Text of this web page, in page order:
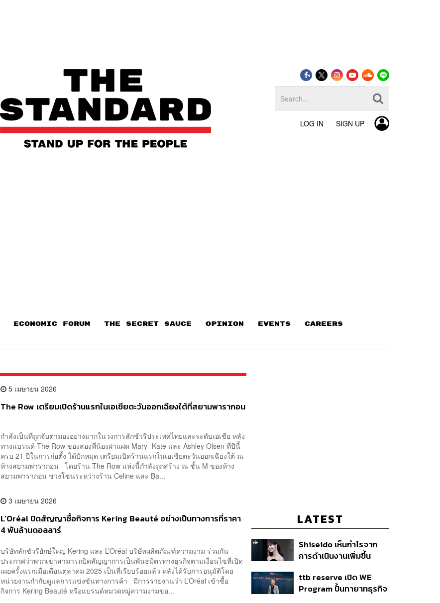
LOG IN SIGN UP
ECONOMIC FORUM THE SECRET SAUCE​ OPINION EVENTS CAREERS
5 เมษายน 2026
The Row เตรียมเปิดร้านแรกในเอเชียตะวันออกเฉียงใต้ที่สยามพารากอน
กำลังเป็นที่ถูกจับตามองอย่างมากในวงการลักชัวรีประเทศไทยและระดับเอเชีย หลัง
ทางแบรนด์ The Row ของสองพี่น้องฝาแฝด Mary- Kate และ Ashley Olsen ที่ปีนี้
ครบ 21 ปีในการก่อตั้ง ได้ปักหมุด เตรียมเปิดร้านแรกในเอเชียตะวันออกเฉียงใต้ ณ
ห้างสยามพารากอน โดยร้าน The Row แห่งนี้กำลังถูกสร้าง ณ ชั้น M ของห้าง
สยามพารากอน ช่วงโซนระหว่างร้าน Celine และ Ba...
3 เมษายน 2026
L’Oréal ปิดสัญญาซื้อกิจการ Kering Beauté อย่างเป็นทางการที่ราคา
4 พันล้านดอลลาร์
บริษัทลักชัวรียักษ์ใหญ่ Kering และ L’Oréal บริษัทผลิตภัณฑ์ความงาม ร่วมกัน
ประกาศว่าพวกเขาสามารถปิดสัญญาการเป็นพันธมิตรทางธุรกิจตามเงื่อนไขที่เปิด
เผยครั้งแรกเมื่อเดือนตุลาคม 2025 เป็นที่เรียบร้อยแล้ว หลังได้รับการอนุมัติโดย
หน่วยงานกำกับดูแลการแข่งขันทางการค้า มีการรายงานว่า L’Oréal เข้าซื้อ
กิจการ Kering Beauté หรือแบรนด์หมวดหมู่ความงามขอ...
LATEST
Shiseido เห็นกำไรจาก
การดำเนินงานเพิ่มขึ้น
ปี 2026
ttb reserve เปิด WE
Program ปั้นทายาทธุรกิจ